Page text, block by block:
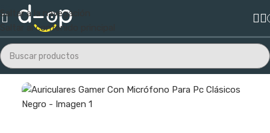
Saltar a la navegación
Saltar al contenido principal
Inicio/Audio y Video/Audio/Auriculares